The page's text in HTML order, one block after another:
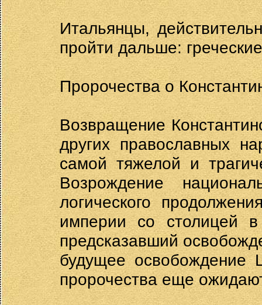
Итальянцы,
пройти дальше:
Пророчества о
Возвращение
других православных
самой тяжелой и
Возрождение
логического
империи со столицей в
предсказавший
будущее освобождение
пророчества еще